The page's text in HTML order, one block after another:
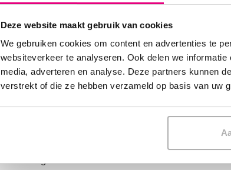
Deze website maakt gebruik van cookies
We gebruiken cookies om content en advertenties te
websiteverkeer te analyseren. Ook delen we
media, adverteren en analyse. Deze partners kunnen
verstrekt of die ze hebben verzameld op basis van uw
factuur met ons rekeningnummer (IBAN:
te vermelden. Houd er rekening mee dat een
in online betalingen
betalingen